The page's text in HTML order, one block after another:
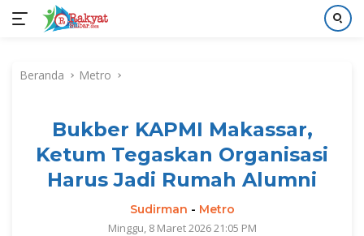
kontenBeranda Metro
Bukber KAPMI Makassar,
Ketum Tegaskan Organisasi
Harus Jadi Rumah Alumni
Sudirman - Metro
Minggu, 8 Maret 2026 21:05 PM